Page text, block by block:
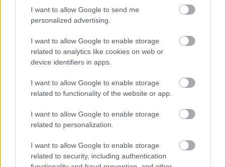
I want to allow Google to send me
personalized advertising.
I want to allow Google to enable storage
related to analytics like cookies on web or
device identifiers in apps.
I want to allow Google to enable storage
related to functionality of the website or app.
I want to allow Google to enable storage
related to personalization.
I want to allow Google to enable storage
related to security, including authentication
takaríthatunk meg otthonunkban
HÍREK 4 órája
NÉPSZERŰ